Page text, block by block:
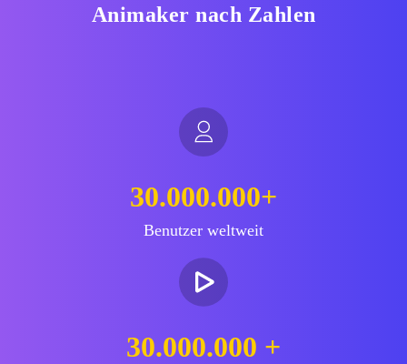
Animaker nach Zahlen
30.000.000+
Benutzer weltweit
30.000.000 +